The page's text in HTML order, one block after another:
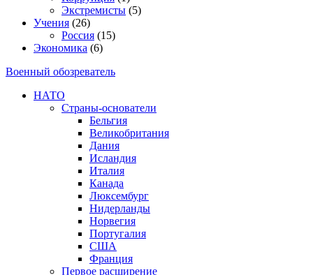
Экстремисты (5)
Учения (26)
Россия (15)
Экономика (6)
Военный обозреватель
НАТО
Страны-основатели
Бельгия
Великобритания
Дания
Исландия
Италия
Канада
Люксембург
Нидерланды
Норвегия
Португалия
США
Франция
Первое расширение